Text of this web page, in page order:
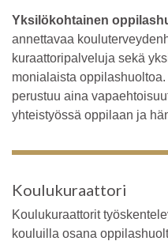
Yksilökohtainen
annettavaa
kuraattoripalveluja sekä
monialaista
perustuu aina
yhteistyössä oppilaan ja
Koulukuraattori
Koulukuraattorit
kouluilla osana